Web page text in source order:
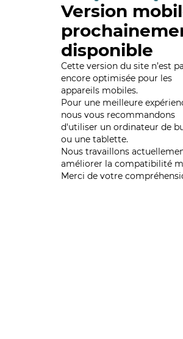
Version
disponible
Cette version du site n’est
encore optimisée pour les
appareils mobiles.
Pour une meilleure
nous vous recommandons
d'utiliser un ordinateur de
ou une tablette.
Nous travaillons
améliorer la compatibilité
Merci de votre